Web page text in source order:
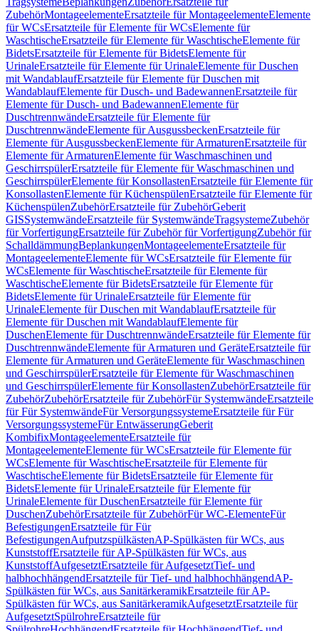
ZubehörMontageelementeErsatzteile für MontageelementeElemente
für WCsErsatzteile für Elemente für WCsElemente für
WaschtischeErsatzteile für Elemente für WaschtischeElemente für
BidetsErsatzteile für Elemente für BidetsElemente für
UrinaleErsatzteile für Elemente für UrinaleElemente für Duschen
mit WandablaufErsatzteile für Elemente für Duschen mit
WandablaufElemente für Dusch- und BadewannenErsatzteile für
Elemente für Dusch- und BadewannenElemente für
DuschtrennwändeErsatzteile für Elemente für
DuschtrennwändeElemente für AusgussbeckenErsatzteile für
Elemente für AusgussbeckenElemente für ArmaturenErsatzteile für
Elemente für ArmaturenElemente für Waschmaschinen und
GeschirrspülerErsatzteile für Elemente für Waschmaschinen und
GeschirrspülerElemente für KonsollastenErsatzteile für Elemente für
KonsollastenElemente für KüchenspülenErsatzteile für Elemente für
KüchenspülenZubehörErsatzteile für ZubehörGeberit
GISSystemwändeErsatzteile für SystemwändeTragsystemeZubehör
für VorfertigungErsatzteile für Zubehör für VorfertigungZubehör für
SchalldämmungBeplankungenMontageelementeErsatzteile für
MontageelementeElemente für WCsErsatzteile für Elemente für
WCsElemente für WaschtischeErsatzteile für Elemente für
WaschtischeElemente für BidetsErsatzteile für Elemente für
BidetsElemente für UrinaleErsatzteile für Elemente für
UrinaleElemente für Duschen mit WandablaufErsatzteile für
Elemente für Duschen mit WandablaufElemente für
DuschenElemente für DuschtrennwändeErsatzteile für Elemente für
DuschtrennwändeElemente für Armaturen und GeräteErsatzteile für
Elemente für Armaturen und GeräteElemente für Waschmaschinen
und GeschirrspülerErsatzteile für Elemente für Waschmaschinen
und GeschirrspülerElemente für KonsollastenZubehörErsatzteile für
ZubehörZubehörErsatzteile für ZubehörFür SystemwändeErsatzteile
für Für SystemwändeFür VersorgungssystemeErsatzteile für Für
VersorgungssystemeFür EntwässerungGeberit
KombifixMontageelementeErsatzteile für
MontageelementeElemente für WCsErsatzteile für Elemente für
WCsElemente für WaschtischeErsatzteile für Elemente für
WaschtischeElemente für BidetsErsatzteile für Elemente für
BidetsElemente für UrinaleErsatzteile für Elemente für
UrinaleElemente für DuschenErsatzteile für Elemente für
DuschenZubehörErsatzteile für ZubehörFür WC-ElementeFür
BefestigungenErsatzteile für Für
BefestigungenAufputzspülkästenAP-Spülkästen für WCs, aus
KunststoffErsatzteile für AP-Spülkästen für WCs, aus
KunststoffAufgesetztErsatzteile für AufgesetztTief- und
halbhochhängendErsatzteile für Tief- und halbhochhängendAP-
Spülkästen für WCs, aus SanitärkeramikErsatzteile für AP-
Spülkästen für WCs, aus SanitärkeramikAufgesetztErsatzteile für
AufgesetztSpülrohreErsatzteile für